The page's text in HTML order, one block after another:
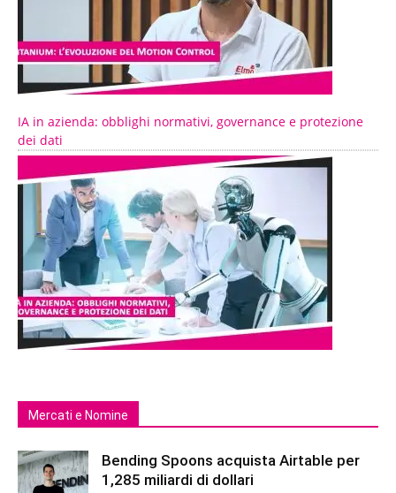
IA in azienda: obblighi normativi, governance e protezione
dei dati
Mercati e Nomine
Bending Spoons acquista Airtable per
1,285 miliardi di dollari